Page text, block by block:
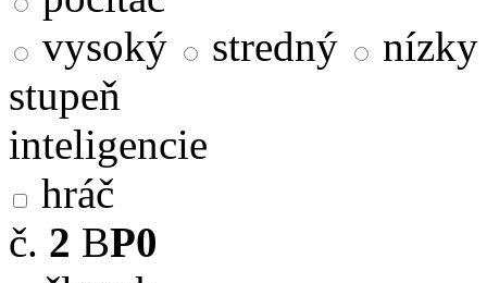
vysoký
stredný
nízky
stupeň
inteligencie
hráč
č. 2 BP0